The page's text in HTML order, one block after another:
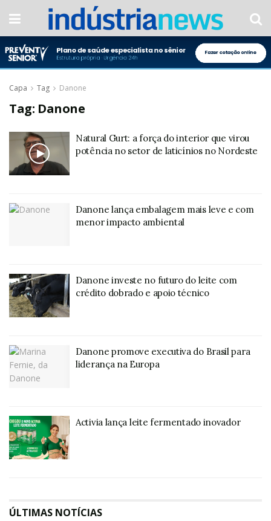
Capa Tag Danone
Tag: Danone
Natural Gurt: a força do interior que virou
potência no setor de laticínios no Nordeste
Danone lança embalagem mais leve e com
menor impacto ambiental
Danone investe no futuro do leite com
crédito dobrado e apoio técnico
Danone promove executiva do Brasil para
liderança na Europa
Activia lança leite fermentado inovador
ÚLTIMAS NOTÍCIAS